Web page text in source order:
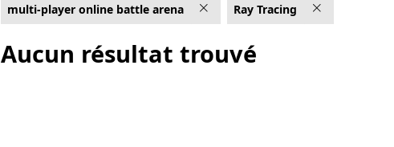
multi-player online battle arena Ray Tracing
Aucun résultat trouvé